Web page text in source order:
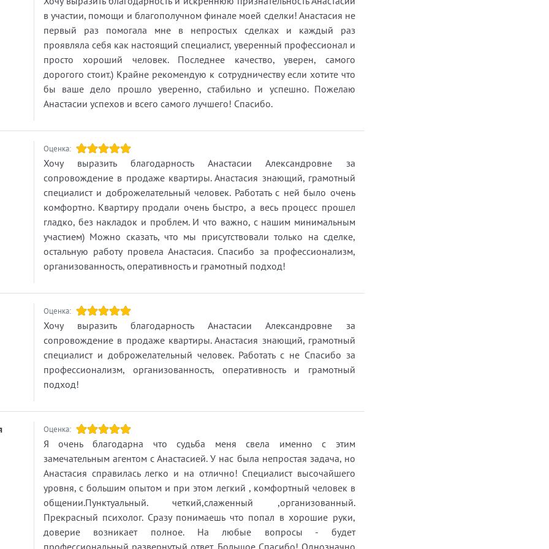
в участии, помощи и благополучном финале моей сделки! Анастасия не
первый раз помогала мне в непростых сделках и каждый раз
проявляла себя как настоящий специалист, уверенный профессионал и
просто хороший человек. Последнее качество, уверен, самого
дорогого стоит.) Крайне рекомендую к сотрудничеству если хотите что
бы ваше дело прошло уверенно, стабильно и успешно. Пожелаю
Анастасии успехов и всего самого лучшего! Спасибо.
Оценка:
Хочу выразить благодарность Анастасии Александровне за
сопровождение в продаже квартиры. Анастасия знающий, грамотный
специалист и доброжелательный человек. Работать с ней было очень
комфортно. Квартиру продали очень быстро, а весь процесс прошел
гладко, без накладок и проблем. И что важно, с нашим минимальным
участием) Можно сказать, что мы присутствовали только на сделке,
остальную работу провела Анастасия. Спасибо за профессионализм,
организованность, оперативность и грамотный подход!
Оценка:
Хочу выразить благодарность Анастасии Александровне за
сопровождение в продаже квартиры. Анастасия знающий, грамотный
специалист и доброжелательный человек. Работать с не Спасибо за
профессионализм, организованность, оперативность и грамотный
подход!
Оценка:
Я очень благодарна что судьба меня свела именно с этим
замечательным агентом с Анастасией. У нас была непростая задача, но
Анастасия справилась легко и на отлично! Специалист высочайшего
уровня, с большим опытом и при этом легкий , комфортный человек в
общении.Пунктуальный. четкий,слаженный ,организованный.
Прекрасный психолог. Сразу понимаешь что попал в хорошие руки,
доверие возникает полное. На любые вопросы - будет
профессиональный развернутый ответ. Большое Спасибо! Однозначно